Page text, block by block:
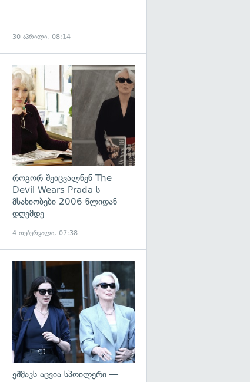
30 აპრილი, 08:14
გადახედვა
როგორ შეიცვალნენ The
Devil Wears Prada-ს
მსახიობები 2006 წლიდან
დღემდე
4 თებერვალი, 07:38
გადახედვა
ეშმაკს აცვია სპოილერი —